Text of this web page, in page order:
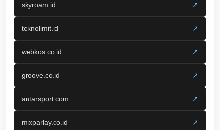
skyroam.id ↗
teknolimit.id ↗
webkos.co.id ↗
groove.co.id ↗
antarsport.com ↗
mixparlay.co.id ↗